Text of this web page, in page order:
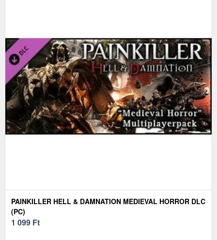
PAINKILLER HELL & DAMNATION MEDIEVAL HORROR DLC
(PC)
1 099 Ft